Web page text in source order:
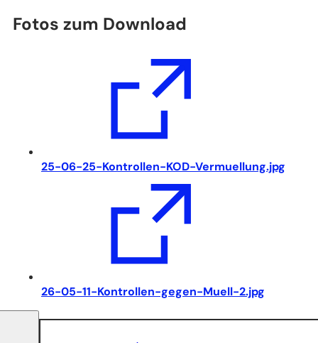
Fotos zum Download
25-06-25-Kontrollen-KOD-Vermuellung.jpg
26-05-11-Kontrollen-gegen-Muell-2.jpg
in